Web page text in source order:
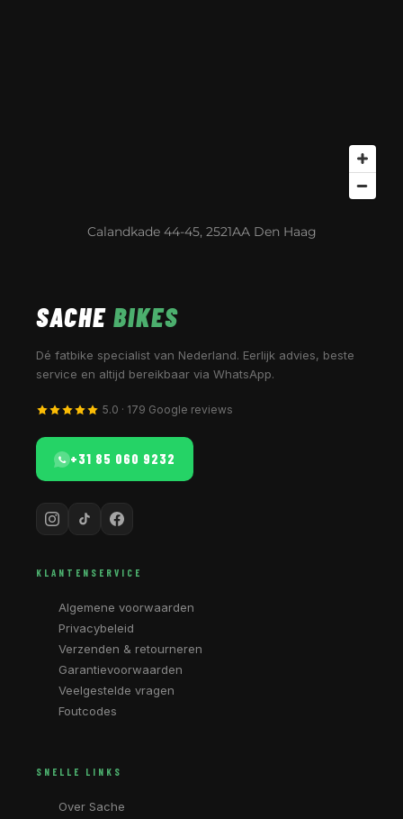
Calandkade 44-45, 2521AA Den Haag
SACHE BIKES
Dé fatbike specialist van Nederland. Eerlijk advies, beste
service en altijd bereikbaar via WhatsApp.
5.0 · 179 Google reviews
+31 85 060 9232
KLANTENSERVICE
Algemene voorwaarden
Privacybeleid
Verzenden & retourneren
Garantievoorwaarden
Veelgestelde vragen
Foutcodes
SNELLE LINKS
Over Sache